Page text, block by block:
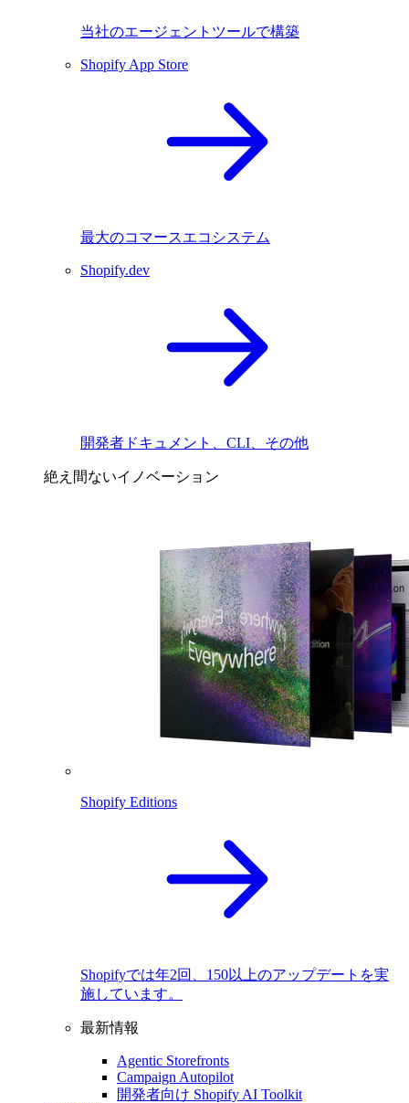
当社のエージェントツールで構築
Shopify App Store
最大のコマースエコシステム
Shopify.dev
開発者ドキュメント、CLI、その他
絶え間ないイノベーション
Shopify Editions
Shopifyでは年2回、150以上のアップデートを実
施しています。
最新情報
Agentic Storefronts
Campaign Autopilot
開発者向け Shopify AI Toolkit